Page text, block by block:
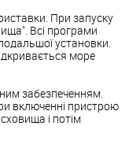
При запуску
Всі програми
установки.
море
забезпеченням.
включенні пристрою
і потім